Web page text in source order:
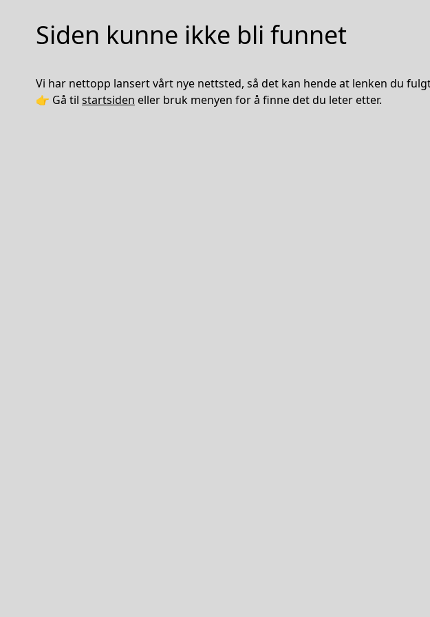
Siden kunne ikke bli funnet
Vi har nettopp lansert vårt nye nettsted, så det kan hende at lenken du
👉 Gå til startsiden eller bruk menyen for å finne det du leter etter.